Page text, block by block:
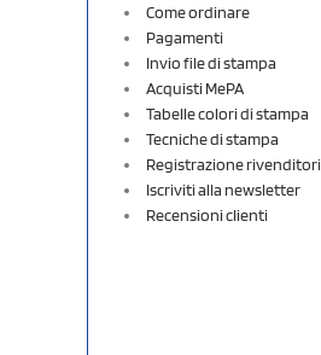
Come ordinare
Pagamenti
Invio file di stampa
Acquisti MePA
Tabelle colori di stampa
Tecniche di stampa
Registrazione rivenditori
Iscriviti alla newsletter
Recensioni clienti